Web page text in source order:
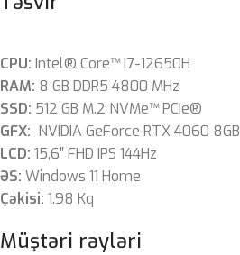
CPU: Intel® Core™ I7-12650H
RAM: 8 GB DDR5 4800 MHz
SSD: 512 GB M.2 NVMe™ PCIe®
GFX: NVIDIA GeForce RTX 4060 8GB
LCD: 15,6″ FHD IPS 144Hz
ƏS: Windows 11 Home
Çəkisi: 1.98 Kq
Müştəri rəyləri